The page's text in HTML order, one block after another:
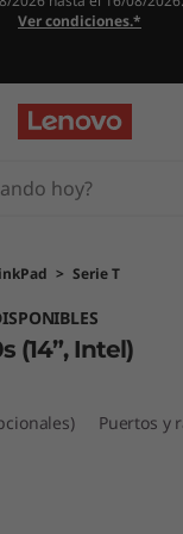
Ver condiciones.*
> Serie T
(14”, Intel)
Puertos y